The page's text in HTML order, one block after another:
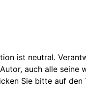
ist neutral.
auch alle
Sie bitte auf den